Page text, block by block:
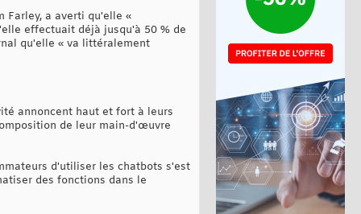
Farley, a averti qu'elle «
effectuait déjà jusqu'à 50 % de
qu'elle « va littéralement
annoncent haut et fort à leurs
de leur main-d'œuvre
d'utiliser les chatbots s'est
des fonctions dans le